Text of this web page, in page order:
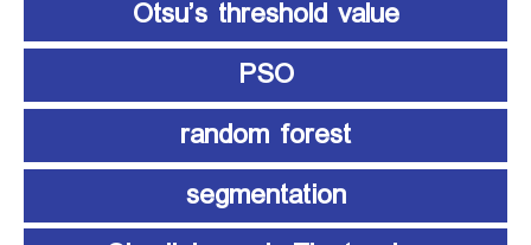
Otsu’s threshold value
PSO
random forest
segmentation